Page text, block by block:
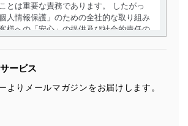
とは重要な責務であります。 したがっ
人情報保護」のための全社的な取り組み
様への「安心」の提供及び社会的責任の
・利用・提供について
報の取得・利用・提供に際して、その利
囲内で適法かつ公正な手段によって取
ービス
よりメールマガジンをお届けします。